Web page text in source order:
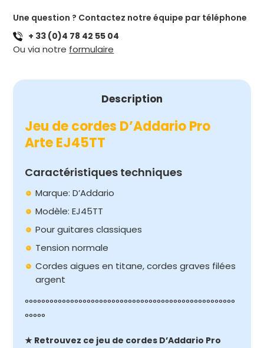
ARTE
EJ45TT
Une question ? Contactez notre équipe par téléphone
+ 33 (0)4 78 42 55 04
Ou via notre formulaire
Description
Jeu de cordes D’Addario Pro
Arte EJ45TT
Caractéristiques techniques
Marque: D’Addario
Modèle: EJ45TT
Pour guitares classiques
Tension normale
Cordes aigues en titane, cordes graves filées
argent
°°°°°°°°°°°°°°°°°°°°°°°°°°°°°°°°°°°°°°°°°°°°°°°°°°°
°°°°°
★ Retrouvez ce jeu de cordes D’Addario Pro